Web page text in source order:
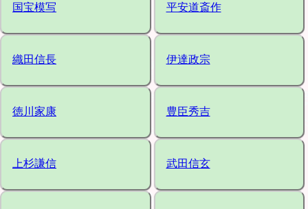
国宝模写 平安道斎作
織田信長 伊達政宗
徳川家康 豊臣秀吉
上杉謙信 武田信玄